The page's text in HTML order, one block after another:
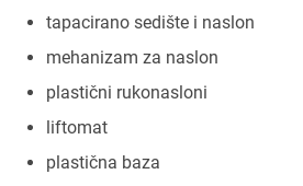
tapacirano sedište i naslon
mehanizam za naslon
plastični rukonasloni
liftomat
plastična baza